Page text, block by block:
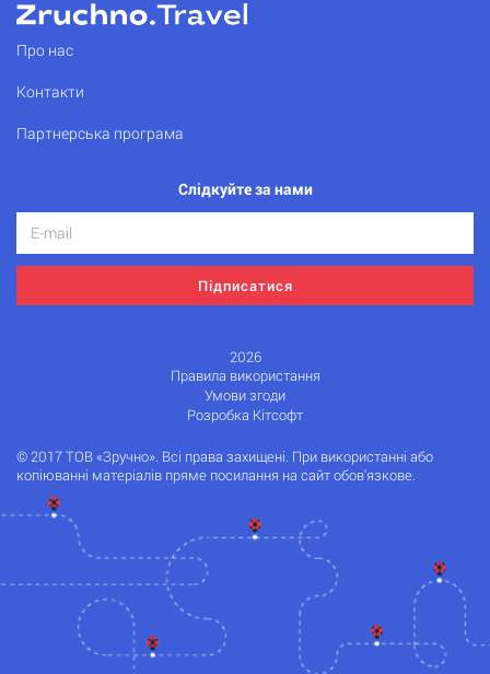
Про нас
Контакти
Партнерська програма
Слідкуйте за нами
Підписатися
2026
Правила використання
Умови згоди
Розробка Кітсофт
© 2017 ТОВ «Зручно». Всі права захищені. При використанні або
копіюванні матеріалів пряме посилання на сайт обов'язкове.